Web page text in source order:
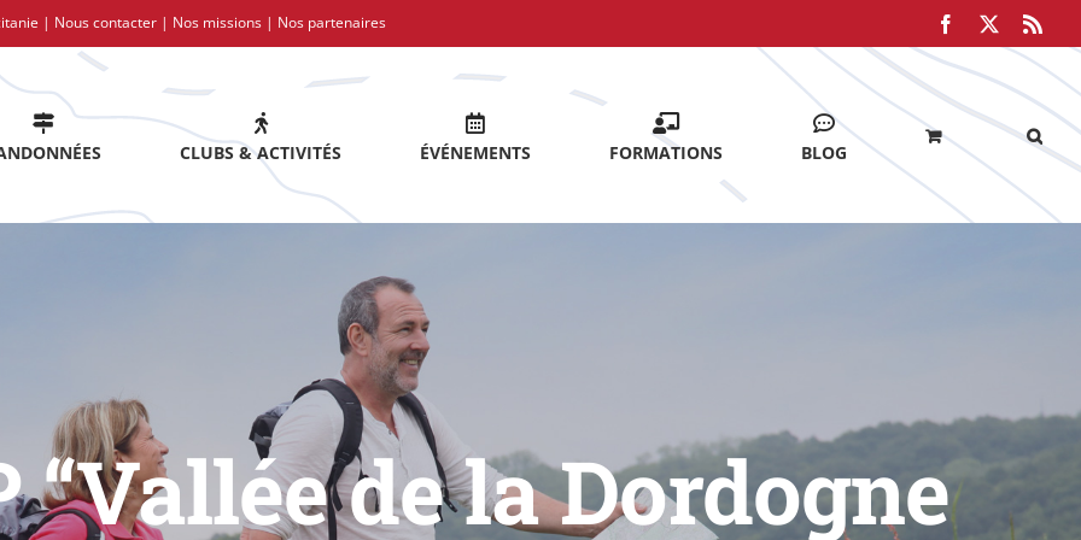
| Nous contacter | Nos missions | Nos partenaires Facebook
CLUBS & ACTIVITÉS ÉVÉNEMENTS FORMATIONS BLOG
“Vallée de la Dordogne